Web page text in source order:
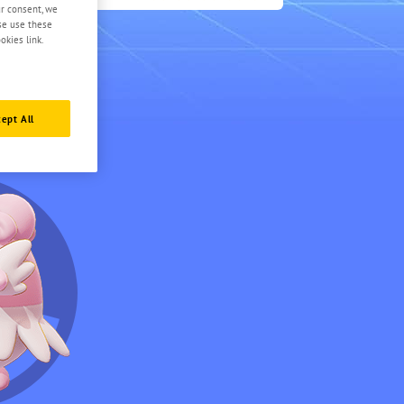
consent, we
use these
link.
All